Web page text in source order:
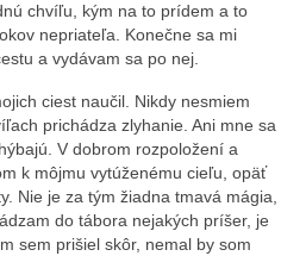
chvíľu, kým na to prídem a to
nepriateľa. Konečne sa mi
a vydávam sa po nej.
ciest naučil. Nikdy nesmiem
prichádza zlyhanie. Ani mne sa
V dobrom rozpoložení a
k môjmu vytúženému cieľu, opäť
Nie je za tým žiadna tmavá mágia,
do tábora nejakých príšer, je
sem prišiel skôr, nemal by som